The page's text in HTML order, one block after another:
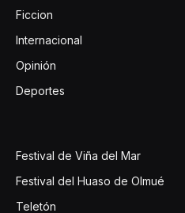
Ficcion
Internacional
Opinión
Deportes
Festival de Viña del Mar
Festival del Huaso de Olmué
Teletón